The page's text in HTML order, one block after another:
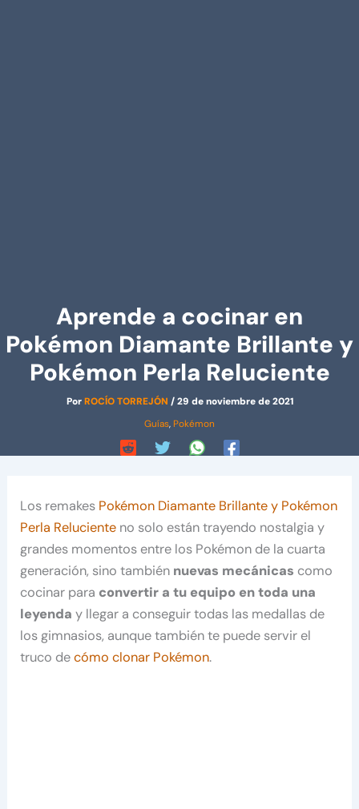
Aprende a cocinar en
Pokémon Diamante Brillante y
Pokémon Perla Reluciente
PorROCÍO TORREJÓN /29 de noviembre de 2021
Guías, Pokémon
Los remakes Pokémon Diamante Brillante y Pokémon
Perla Reluciente no solo están trayendo nostalgia y
grandes momentos entre los Pokémon de la cuarta
generación, sino también nuevas mecánicas como
cocinar para convertir a tu equipo en toda una
leyenda y llegar a conseguir todas las medallas de
los gimnasios, aunque también te puede servir el
truco decómo clonar Pokémon.